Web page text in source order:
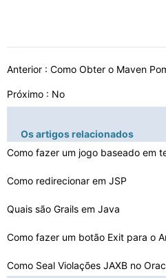
Anterior : Como Obter o Maven
Próximo : No
Os artigos relacionados
Como redirecionar em JSP
Quais são Grails em Java
Como fazer um botão Exit para o
Como Seal Violações JAXB no